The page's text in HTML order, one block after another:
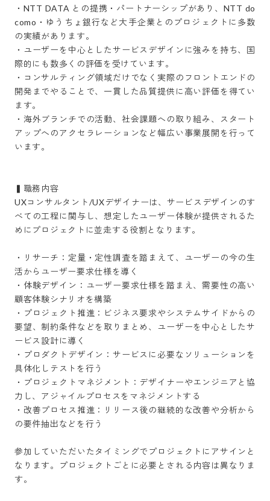
・NTT DATA との提携・パートナーシップがあり、NTT do
como・ゆうちょ銀行など大手企業とのプロジェクトに多数
の実績があります。
・ユーザーを中心としたサービスデザインに強みを持ち、国
際的にも数多くの評価を受けています。
・コンサルティング領域だけでなく実際のフロントエンドの
開発までやることで、一貫した品質提供に高い評価を得てい
ます。
・海外ブランチでの活動、社会課題への取り組み、スタート
アップへのアクセラレーションなど幅広い事業展開を行って
います。
▍職務内容
UXコンサルタント/UXデザイナーは、サービスデザインのす
べての工程に関与し、想定したユーザー体験が提供されるた
めにプロジェクトに並走する役割となります。
・リサーチ：定量・定性調査を踏まえて、ユーザーの今の生
活からユーザー要求仕様を導く
・体験デザイン：ユーザー要求仕様を踏まえ、需要性の高い
顧客体験シナリオを構築
・プロジェクト推進：ビジネス要求やシステムサイドからの
要望、制約条件などを取りまとめ、ユーザーを中心としたサ
ービス設計に導く
・プロダクトデザイン：サービスに必要なソリューションを
具体化しテストを行う
・プロジェクトマネジメント：デザイナーやエンジニアと協
力し、アジャイルプロセスをマネジメントする
・改善プロセス推進：リリース後の継続的な改善や分析から
の要件抽出などを行う
参加していただいたタイミングでプロジェクトにアサインと
なります。プロジェクトごとに必要とされる内容は異なりま
す。